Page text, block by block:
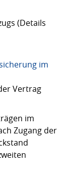
(Details
im
Vertrag
im
Zugang der